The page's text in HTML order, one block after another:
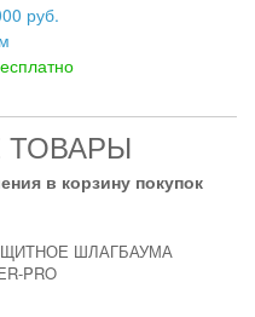
руб.
в корзину покупок
ШЛАГБАУМА
PRO